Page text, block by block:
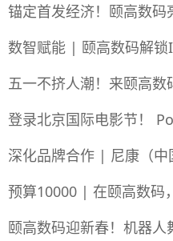
锚定首发经济！颐高数
数智赋能 | 颐高数码解
五一不挤人潮！来颐高
登录北京国际电影节！
深化品牌合作 | 尼康（中
预算10000 | 在颐高数码
颐高数码迎新春！机器